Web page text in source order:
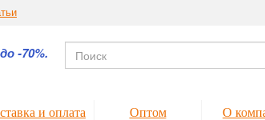
-70%.
и оплата Оптом О